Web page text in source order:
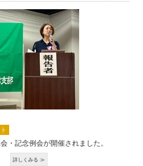
・記念例会が開催されました。